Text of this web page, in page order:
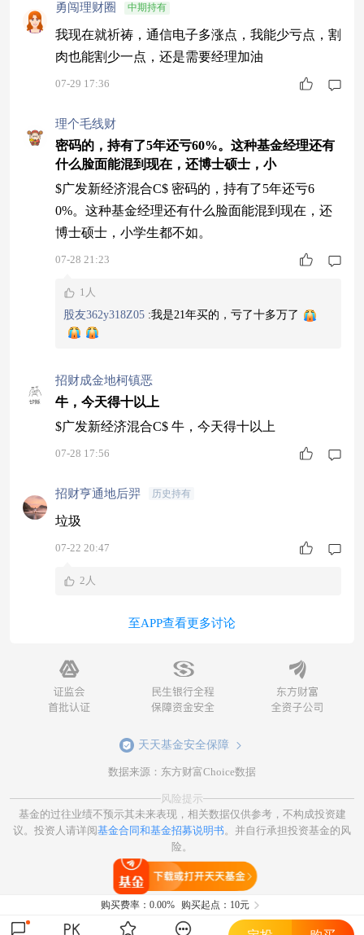
勇闯理财圈 中期持有
我现在就祈祷，通信电子多涨点，我能少亏点，割
肉也能割少一点，还是需要经理加油
07-29 17:36
理个毛线财
密码的，持有了5年还亏60%。这种基金经理还有
什么脸面能混到现在，还博士硕士，小
$广发新经济混合C$ 密码的，持有了5年还亏6
0%。这种基金经理还有什么脸面能混到现在，还
博士硕士，小学生都不如。
07-28 21:23
1人
股友362y318Z05 :我是21年买的，亏了十多万了
招财成金地柯镇恶
牛，今天得十以上
$广发新经济混合C$ 牛，今天得十以上
07-28 17:56
招财亨通地后羿 历史持有
垃圾
07-22 20:47
2人
至APP查看更多讨论
天天基金安全保障
数据来源：东方财富Choice数据
风险提示
基金的过往业绩不预示其未来表现，相关数据仅供参考，不构成投资建
议。投资人请详阅基金合同和基金招募说明书 。并自行承担投资基金的风
险。
购买费率： 0.00% 购买起点：10元
打开天天基金